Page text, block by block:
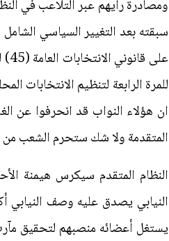
ومصادرة رأيهم عبر التلاعب في
ان هؤلاء النواب قد انحرفوا عن
المتقدمة ولا شك ستحرم الشعب من
النظام المتقدم سيكرس هيمنة
النيابي يصدق عليه وصف
يستغل أعضائه منصبهم لتحقيق